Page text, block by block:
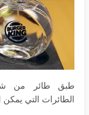
الطائرات التي